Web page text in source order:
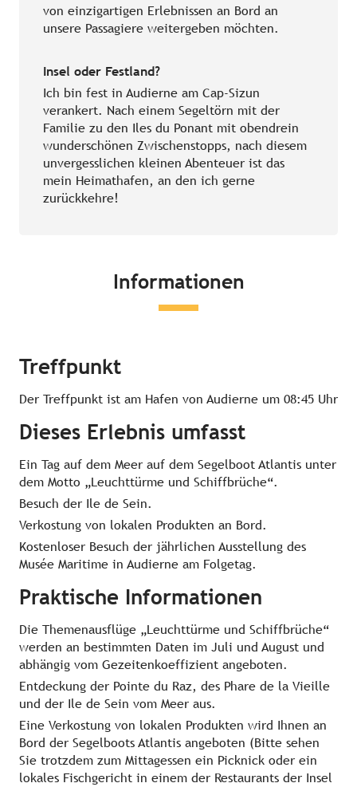
von einzigartigen Erlebnissen an Bord an
unsere Passagiere weitergeben möchten.
Insel oder Festland?
Ich bin fest in Audierne am Cap-Sizun
verankert. Nach einem Segeltörn mit der
Familie zu den Iles du Ponant mit obendrein
wunderschönen Zwischenstopps, nach diesem
unvergesslichen kleinen Abenteuer ist das
mein Heimathafen, an den ich gerne
zurückkehre!
Informationen
Treffpunkt
Der Treffpunkt ist am Hafen von Audierne um 08:45 Uhr
Dieses Erlebnis umfasst
Ein Tag auf dem Meer auf dem Segelboot Atlantis unter
dem Motto „Leuchttürme und Schiffbrüche“.
Besuch der Ile de Sein.
Verkostung von lokalen Produkten an Bord.
Kostenloser Besuch der jährlichen Ausstellung des
Musée Maritime in Audierne am Folgetag.
Praktische Informationen
Die Themenausflüge „Leuchttürme und Schiffbrüche“
werden an bestimmten Daten im Juli und August und
abhängig vom Gezeitenkoeffizient angeboten.
Entdeckung der Pointe du Raz, des Phare de la Vieille
und der Ile de Sein vom Meer aus.
Eine Verkostung von lokalen Produkten wird Ihnen an
Bord der Segelboots Atlantis angeboten (Bitte sehen
Sie trotzdem zum Mittagessen ein Picknick oder ein
lokales Fischgericht in einem der Restaurants der Insel